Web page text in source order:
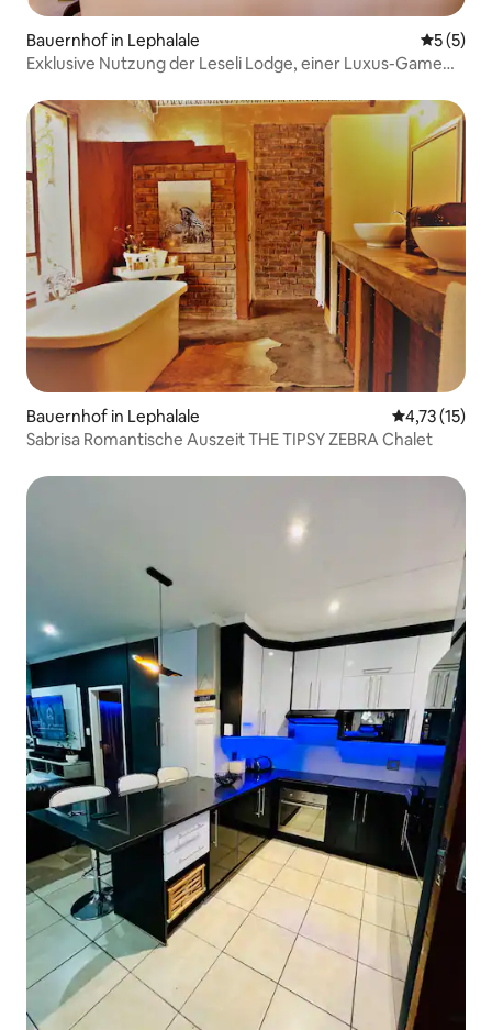
Bauernhof in Lephalale
5 (5)
Exklusive Nutzung der Leseli Lodge, einer Luxus-Game
Bauernhof in Lephalale
4,73 (15)
Sabrisa Romantische Auszeit THE TIPSY ZEBRA Chalet